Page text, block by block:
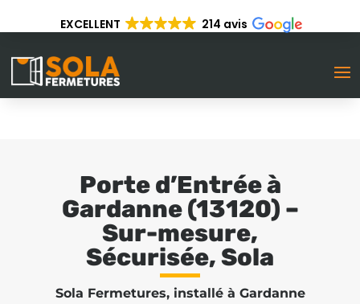
EXCELLENT 214 avis
Porte d’Entrée à
Gardanne (13120) –
Sur-mesure,
Sécurisée, Sola
Sola Fermetures, installé à Gardanne